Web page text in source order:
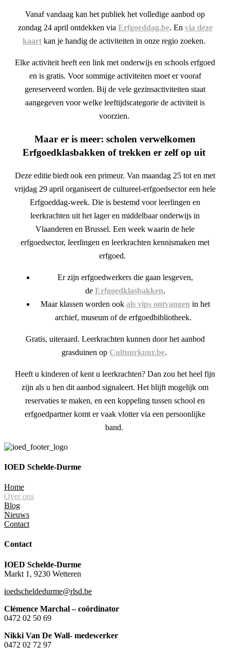
Vanaf vandaag kan het publiek het volledige aanbod op
zondag 24 april ontdekken via Erfgoeddag.be. En via deze
kaart kan je handig de activiteiten in onze regio zoeken.
Elke activiteit heeft een link met onderwijs en schools erfgoed
en is gratis. Voor sommige activiteiten moet er vooraf
gereserveerd worden. Bij de vele gezinsactiviteiten staat
aangegeven voor welke leeftijdscategorie de activiteit is
voorzien.
Maar er is meer: scholen verwelkomen
Erfgoedklasbakken of trekken er zelf op uit
Deze editie biedt ook een primeur. Van maandag 25 tot en met
vrijdag 29 april organiseert de cultureel-erfgoedsector een hele
Erfgoeddag-week. Die is bestemd voor leerlingen en
leerkrachten uit het lager en middelbaar onderwijs in
Vlaanderen en Brussel. Een week waarin de hele
erfgoedsector, leerlingen en leerkrachten kennismaken met
erfgoed.
Er zijn erfgoedwerkers die gaan lesgeven,
de Erfgoedklasbakken.
Maar klassen worden ook als vips ontvangen in het
archief, museum of de erfgoedbibliotheek.
Gratis, uiteraard. Leerkrachten kunnen door het aanbod
grasduinen op Cultuurkuur.be.
Heeft u kinderen of kent u leerkrachten? Dan zou het heel fijn
zijn als u hen dit aanbod signaleert. Het blijft mogelijk om
reservaties te maken, en een koppeling tussen school en
erfgoedpartner komt er vaak vlotter via een persoonlijke
band.
IOED Schelde-Durme
Home
Over ons
Blog
Nieuws
Contact
Contact
IOED Schelde-Durme
Markt 1, 9230 Wetteren
ioedscheldedurme@rlsd.be
Clémence Marchal – coördinator
0472 02 50 69
Nikki Van De Wall- medewerker
0472 02 72 97